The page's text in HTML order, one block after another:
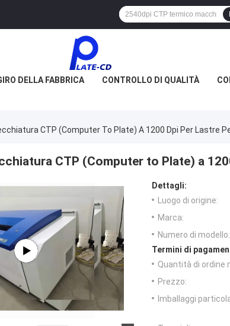
DELLA FABBRICA CONTROLLO DI QUALITÀ
CTP (Computer To Plate) A 1200 Dpi Per Lastre
CTP (Computer to Plate) a
Dettagli:
Luogo di origine:
Marca:
Numero di modello:
Termini di
Quantità di ordine
Prezzo:
Imballaggi